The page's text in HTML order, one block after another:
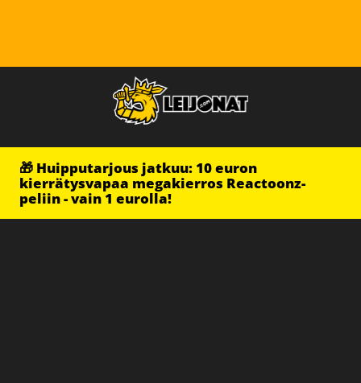
🎁 Huipputarjous jatkuu: 10 euron
kierrätysvapaa megakierros Reactoonz-
peliin - vain 1 eurolla!